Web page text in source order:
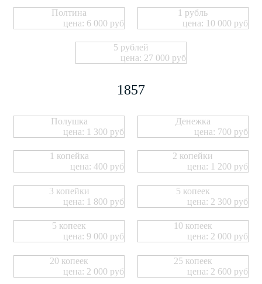
Полтина
цена: 6 000 руб
1 рубль
цена: 10 000 руб
5 рублей
цена: 27 000 руб
1857
Полушка
цена: 1 300 руб
Денежка
цена: 700 руб
1 копейка
цена: 400 руб
2 копейки
цена: 1 200 руб
3 копейки
цена: 1 800 руб
5 копеек
цена: 2 300 руб
5 копеек
цена: 9 000 руб
10 копеек
цена: 2 000 руб
20 копеек
цена: 2 000 руб
25 копеек
цена: 2 600 руб